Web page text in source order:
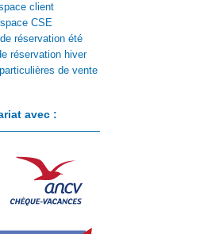
client
CSE
réservation été
réservation hiver
de vente
avec :